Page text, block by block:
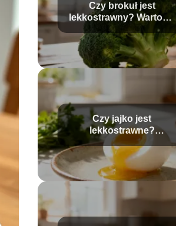
Czy brokuł jest
lekkostrawny? Wartości
odżywcze i porady
Czy jajko jest
lekkostrawne?
Wszystko, co musisz
wiedzieć